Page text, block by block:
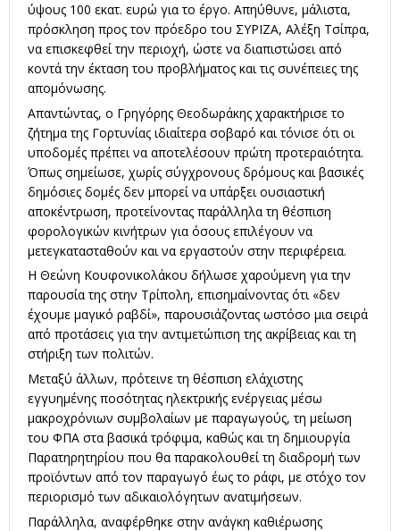
ύψους 100 εκατ. ευρώ για το έργο. Απηύθυνε, μάλιστα,
πρόσκληση προς τον πρόεδρο του ΣΥΡΙΖΑ, Αλέξη Τσίπρα,
να επισκεφθεί την περιοχή, ώστε να διαπιστώσει από
κοντά την έκταση του προβλήματος και τις συνέπειες της
απομόνωσης.
Απαντώντας, ο Γρηγόρης Θεοδωράκης χαρακτήρισε το
ζήτημα της Γορτυνίας ιδιαίτερα σοβαρό και τόνισε ότι οι
υποδομές πρέπει να αποτελέσουν πρώτη προτεραιότητα.
Όπως σημείωσε, χωρίς σύγχρονους δρόμους και βασικές
δημόσιες δομές δεν μπορεί να υπάρξει ουσιαστική
αποκέντρωση, προτείνοντας παράλληλα τη θέσπιση
φορολογικών κινήτρων για όσους επιλέγουν να
μετεγκατασταθούν και να εργαστούν στην περιφέρεια.
Η Θεώνη Κουφονικολάκου δήλωσε χαρούμενη για την
παρουσία της στην Τρίπολη, επισημαίνοντας ότι «δεν
έχουμε μαγικό ραβδί», παρουσιάζοντας ωστόσο μια σειρά
από προτάσεις για την αντιμετώπιση της ακρίβειας και τη
στήριξη των πολιτών.
Μεταξύ άλλων, πρότεινε τη θέσπιση ελάχιστης
εγγυημένης ποσότητας ηλεκτρικής ενέργειας μέσω
μακροχρόνιων συμβολαίων με παραγωγούς, τη μείωση
του ΦΠΑ στα βασικά τρόφιμα, καθώς και τη δημιουργία
Παρατηρητηρίου που θα παρακολουθεί τη διαδρομή των
προϊόντων από τον παραγωγό έως το ράφι, με στόχο τον
περιορισμό των αδικαιολόγητων ανατιμήσεων.
Παράλληλα, αναφέρθηκε στην ανάγκη καθιέρωσης